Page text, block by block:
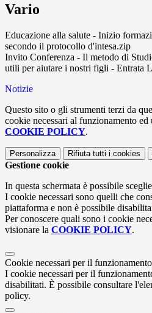
Vario
Educazione alla salute - Inizio
secondo il protocollo d'intesa.zip
Invito Conferenza - Il metodo di
utili per aiutare i nostri figli - Entrata
Notizie
Questo sito o gli strumenti terzi da
cookie necessari al funzionamento
COOKIE POLICY.
Personalizza Rifiuta tutti i cookies
Gestione cookie
In questa schermata è possibile
I cookie necessari sono quelli che
piattaforma e non è possibile
Per conoscere quali sono i cookie
visionare la COOKIE POLICY.
Cookie necessari per il funzionamento
I cookie necessari per il
disabilitati. È possibile consultare
policy.